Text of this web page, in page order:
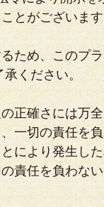
とがございま
ため、このプ
ください。
正確さには万
一切の責任を
により発生し
責任を負わな